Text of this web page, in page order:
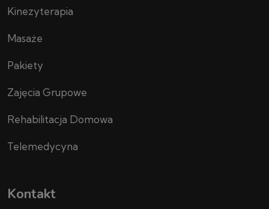
Kinezyterapia
Masaże
Pakiety
Zajęcia Grupowe
Rehabilitacja Domowa
Telemedycyna
Kontakt